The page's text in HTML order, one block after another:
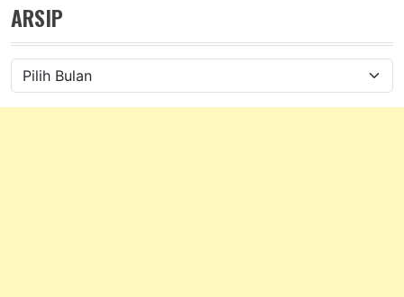
ARSIP
Arsip